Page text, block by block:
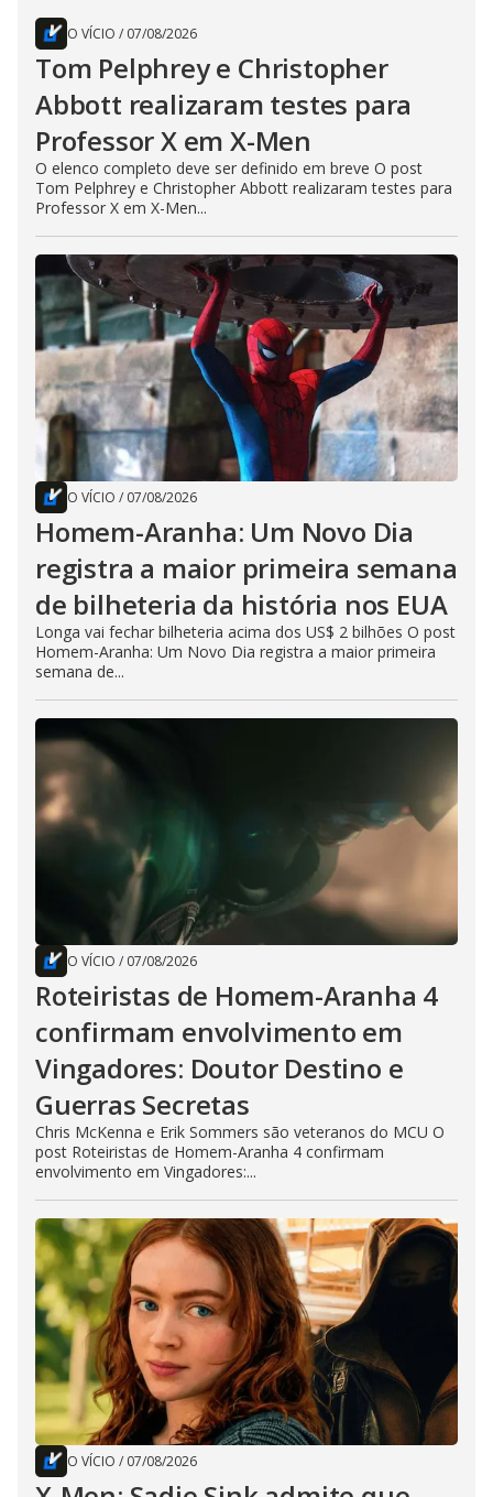
O VÍCIO / 07/08/2026
Tom Pelphrey e Christopher
Abbott realizaram testes para
Professor X em X-Men
O elenco completo deve ser definido em breve O post
Tom Pelphrey e Christopher Abbott realizaram testes para
Professor X em X-Men...
O VÍCIO / 07/08/2026
Homem-Aranha: Um Novo Dia
registra a maior primeira semana
de bilheteria da história nos EUA
Longa vai fechar bilheteria acima dos US$ 2 bilhões O post
Homem-Aranha: Um Novo Dia registra a maior primeira
semana de...
O VÍCIO / 07/08/2026
Roteiristas de Homem-Aranha 4
confirmam envolvimento em
Vingadores: Doutor Destino e
Guerras Secretas
Chris McKenna e Erik Sommers são veteranos do MCU O
post Roteiristas de Homem-Aranha 4 confirmam
envolvimento em Vingadores:...
O VÍCIO / 07/08/2026